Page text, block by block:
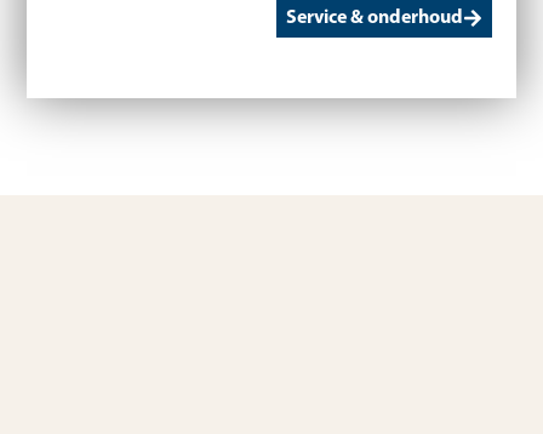
Service & onderhoud